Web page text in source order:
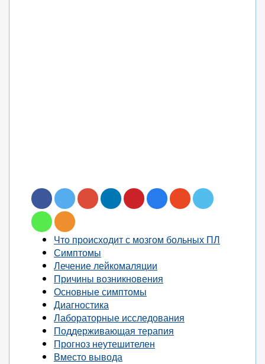
Что происходит с мозгом больных ПЛ
Симптомы
Лечение лейкомаляции
Причины возникновения
Основные симптомы
Диагностика
Лабораторные исследования
Поддерживающая терапия
Прогноз неутешителен
Вместо вывода